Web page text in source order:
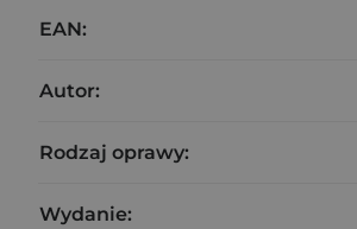
EAN:
Autor:
Rodzaj oprawy:
Wydanie: